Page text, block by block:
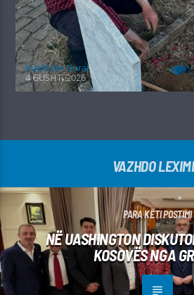
Kushtrim Guraj
4 GUSHT, 2026
VAZHDO
PARA KËTI POSTIMI
NË UASHINGTON
KOSOVËS NGA